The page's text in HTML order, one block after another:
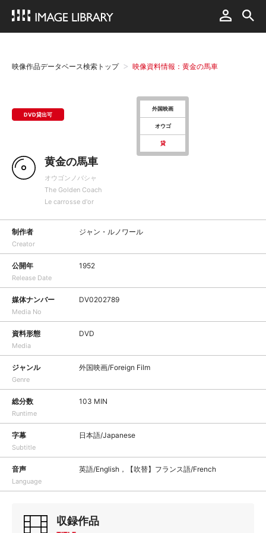
映像作品データベース検索トップ 映像資料情報：黄金の馬車
DVD貸出可
外国映画
オウゴ
貸
黄金の馬車
オウゴンノバシャ
The Golden Coach
Le carrosse d'or
制作者
Creator
ジャン・ルノワール
公開年
Release Date
1952
媒体ナンバー
Media No
DV0202789
資料形態
Media
DVD
ジャンル
Genre
外国映画/Foreign Film
総分数
Runtime
103 MIN
字幕
Subtitle
日本語/Japanese
音声
Language
英語/English，【吹替】フランス語/French
収録作品